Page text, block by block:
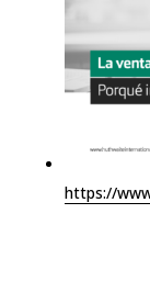
https://